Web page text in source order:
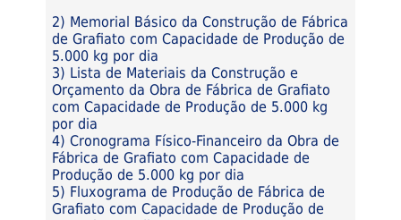
2) Memorial Básico da Construção de Fábrica
de Grafiato com Capacidade de Produção de
5.000 kg por dia
3) Lista de Materiais da Construção e
Orçamento da Obra de Fábrica de Grafiato
com Capacidade de Produção de 5.000 kg
por dia
4) Cronograma Físico-Financeiro da Obra de
Fábrica de Grafiato com Capacidade de
Produção de 5.000 kg por dia
5) Fluxograma de Produção de Fábrica de
Grafiato com Capacidade de Produção de